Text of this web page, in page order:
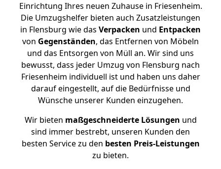
Einrichtung Ihres neuen Zuhause in Friesenheim.
Die Umzugshelfer bieten auch Zusatzleistungen
in Flensburg wie das Verpacken und Entpacken
von Gegenständen, das Entfernen von Möbeln
und das Entsorgen von Müll an. Wir sind uns
bewusst, dass jeder Umzug von Flensburg nach
Friesenheim individuell ist und haben uns daher
darauf eingestellt, auf die Bedürfnisse und
Wünsche unserer Kunden einzugehen.
Wir bieten maßgeschneiderte Lösungen und
sind immer bestrebt, unseren Kunden den
besten Service zu den besten Preis-Leistungen
zu bieten.